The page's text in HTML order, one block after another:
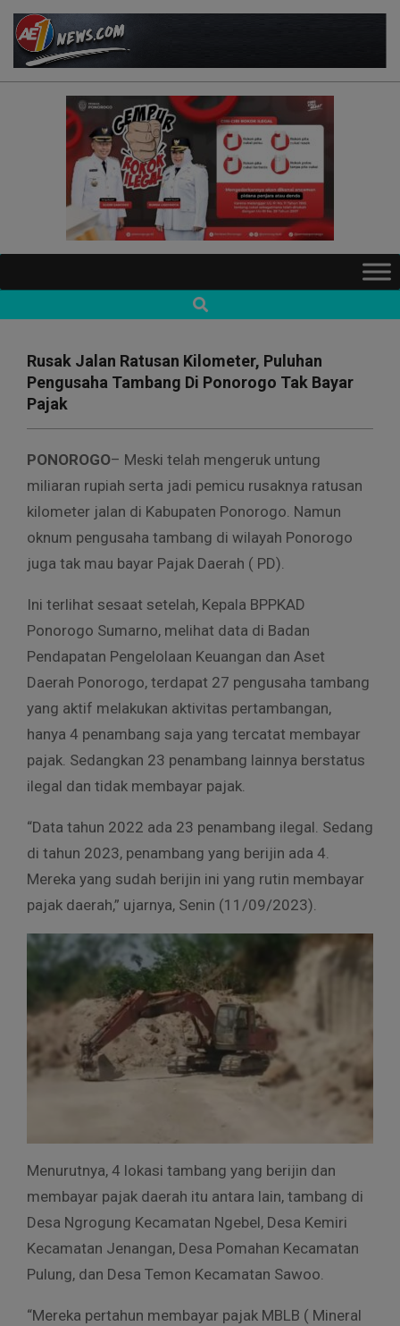
Skip
content
AE1NEWS
Navigation
Search
Rusak Jalan Ratusan Kilometer, Puluhan
Pengusaha Tambang Di Ponorogo Tak Bayar
Pajak
PONOROGO– Meski telah mengeruk untung
miliaran rupiah serta jadi pemicu rusaknya ratusan
kilometer jalan di Kabupaten Ponorogo. Namun
oknum pengusaha tambang di wilayah Ponorogo
juga tak mau bayar Pajak Daerah ( PD).
Ini terlihat sesaat setelah, Kepala BPPKAD
Ponorogo Sumarno, melihat data di Badan
Pendapatan Pengelolaan Keuangan dan Aset
Daerah Ponorogo, terdapat 27 pengusaha tambang
yang aktif melakukan aktivitas pertambangan,
hanya 4 penambang saja yang tercatat membayar
pajak. Sedangkan 23 penambang lainnya berstatus
ilegal dan tidak membayar pajak.
“Data tahun 2022 ada 23 penambang ilegal. Sedang
di tahun 2023, penambang yang berijin ada 4.
Mereka yang sudah berijin ini yang rutin membayar
pajak daerah,” ujarnya, Senin (11/09/2023).
Menurutnya, 4 lokasi tambang yang berijin dan
membayar pajak daerah itu antara lain, tambang di
Desa Ngrogung Kecamatan Ngebel, Desa Kemiri
Kecamatan Jenangan, Desa Pomahan Kecamatan
Pulung, dan Desa Temon Kecamatan Sawoo.
“Mereka pertahun membayar pajak MBLB ( Mineral